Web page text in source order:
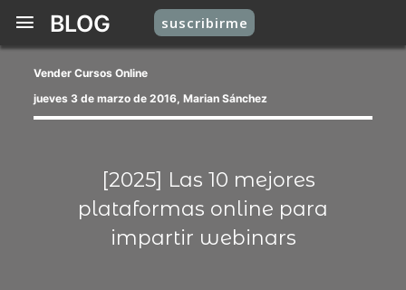
BLOG suscribirme
Vender Cursos Online
jueves 3 de marzo de 2016, Marian Sánchez
[2025] Las 10 mejores
plataformas online para
impartir webinars